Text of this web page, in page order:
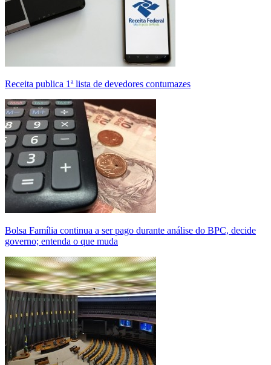
Receita publica 1ª lista de devedores contumazes
Bolsa Família continua a ser pago durante análise do BPC, decide
governo; entenda o que muda